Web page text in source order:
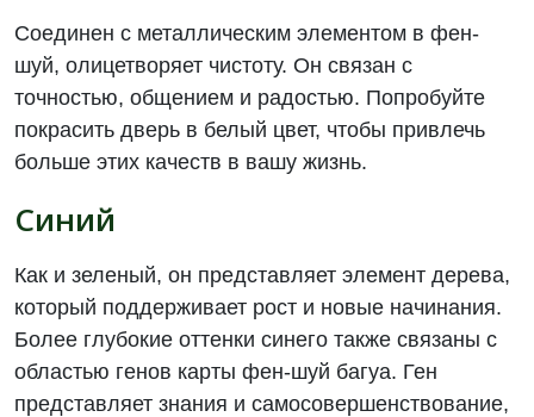
Соединен с металлическим элементом в фен-
шуй, олицетворяет чистоту. Он связан с
точностью, общением и радостью. Попробуйте
покрасить дверь в белый цвет, чтобы привлечь
больше этих качеств в вашу жизнь.
Синий
Как и зеленый, он представляет элемент дерева,
который поддерживает рост и новые начинания.
Более глубокие оттенки синего также связаны с
областью генов карты фен-шуй багуа. Ген
представляет знания и самосовершенствование,